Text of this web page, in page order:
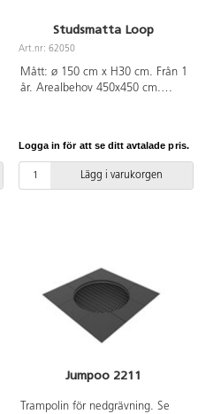
Studsmatta Loop
Art.nr: 62050
Mått: ø 150 cm x H30 cm. Från 1
år. Arealbehov 450x450 cm.
Logga in för att se ditt avtalade pris.
Lägg i varukorgen
Jumpoo 2211
Trampolin för nedgrävning. Se